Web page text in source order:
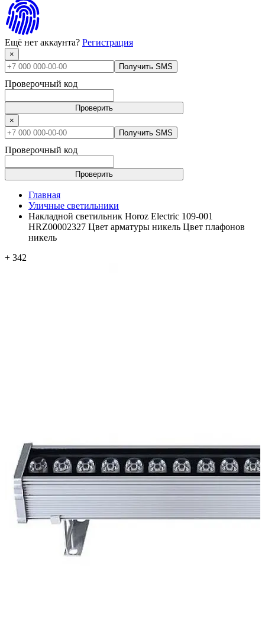
Ещё нет аккаунта? Регистрация
×
Получить SMS
Проверочный код
Проверить
×
Получить SMS
Проверочный код
Проверить
Главная
Уличные светильники
Накладной светильник Horoz Electric 109-001
HRZ00002327 Цвет арматуры никель Цвет плафонов
никель
+ 342